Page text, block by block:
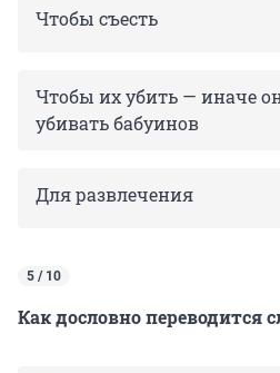
Чтобы съесть
Чтобы их убить — иначе
убивать бабуинов
Для развлечения
5 / 10
Как дословно переводится